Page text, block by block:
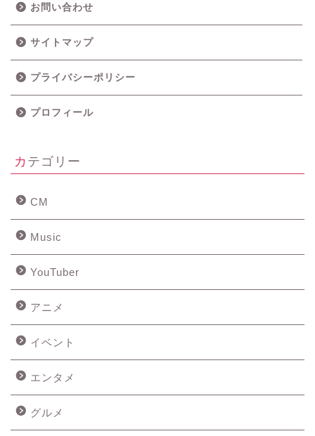
お問い合わせ
サイトマップ
プライバシーポリシー
プロフィール
カテゴリー
CM
Music
YouTuber
アニメ
イベント
エンタメ
グルメ